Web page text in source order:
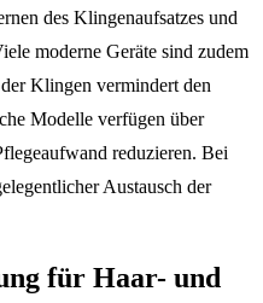
des Klingenaufsatzes und
moderne Geräte sind zudem
Klingen vermindert den
Modelle verfügen über
reduzieren. Bei
Austausch der
für Haar- und